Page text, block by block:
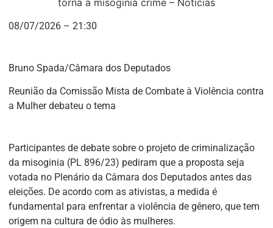
08/07/2026 – 21:30
Bruno Spada/Câmara dos Deputados
Reunião da Comissão Mista de Combate à Violência contra
a Mulher debateu o tema
Participantes de debate sobre o projeto de criminalização
da misoginia (PL 896/23) pediram que a proposta seja
votada no Plenário da Câmara dos Deputados antes das
eleições. De acordo com as ativistas, a medida é
fundamental para enfrentar a violência de gênero, que tem
origem na cultura de ódio às mulheres.